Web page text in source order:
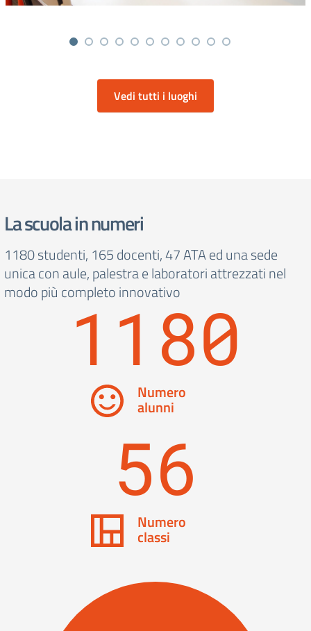
Vedi tutti i luoghi
La scuola in numeri
1180 studenti, 165 docenti, 47 ATA ed una sede
unica con aule, palestra e laboratori attrezzati nel
modo più completo innovativo
1180
Numero
alunni
56
Numero
classi